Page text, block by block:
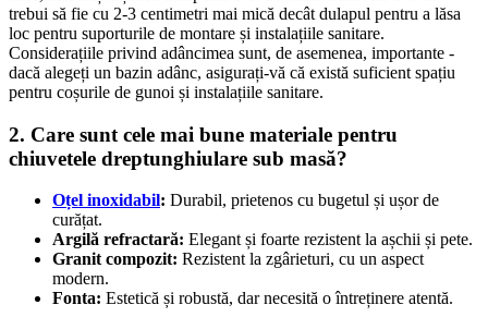
trebui să fie cu 2-3 centimetri mai mică decât dulapul pentru a lăsa
loc pentru suporturile de montare și instalațiile sanitare.
Considerațiile privind adâncimea sunt, de asemenea, importante -
dacă alegeți un bazin adânc, asigurați-vă că există suficient spațiu
pentru coșurile de gunoi și instalațiile sanitare.
2. Care sunt cele mai bune materiale pentru
chiuvetele dreptunghiulare sub masă?
Oțel inoxidabil: Durabil, prietenos cu bugetul și ușor de
curățat.
Argilă refractară: Elegant și foarte rezistent la așchii și pete.
Granit compozit: Rezistent la zgârieturi, cu un aspect
modern.
Fonta: Estetică și robustă, dar necesită o întreținere atentă.